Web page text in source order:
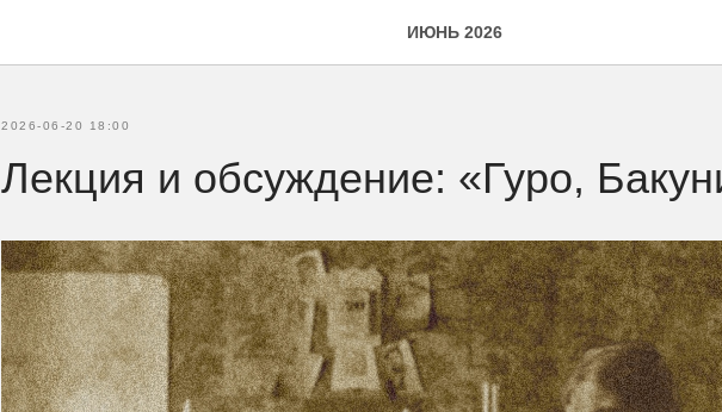
ИЮНЬ 2026
2026-06-20 18:00
Лекция и обсуждение: «Гуро,